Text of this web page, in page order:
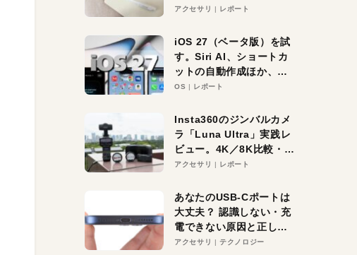
ェイ」レビュー。持ち替
アクセサリ レポート
iOS 27（ベータ版）を試
す。Siri AI、ショートカ
ットの自動作成ほか、期
待大の便利機能5選。
る未来はすぐそこ！
OS レポート
Insta360のジンバルカメ
ラ「Luna Ultra」実践レ
ビュー。4K／8K比較・ズ
ーム・夜間撮影をチェッ
アクセサリ レポート
あなたのUSB-Cポートは
大丈夫？ 認識しない・充
電できない原因と正しい
対策
アクセサリ テクノロジー